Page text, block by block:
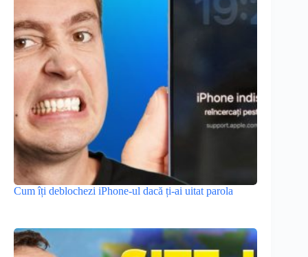
Cum îți deblochezi iPhone-ul dacă ți-ai uitat parola